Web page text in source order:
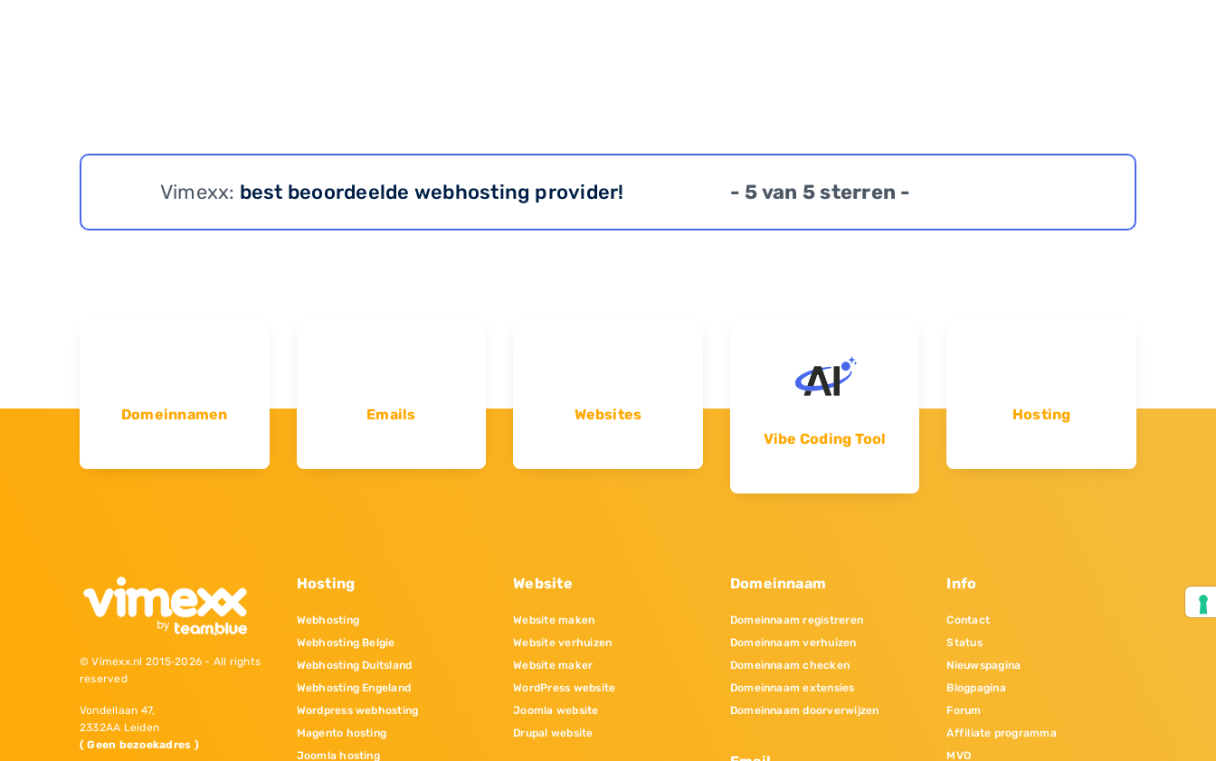
Vimexx: best beoordeelde webhosting provider! - 5 van 5 sterren -
Domeinnamen Emails
Websites
Vibe Coding Tool
Hosting
© Vimexx.nl 2015‐2026 - All rights
reserved
Vondellaan 47,
2332AA Leiden
( Geen bezoekadres )
Hosting
Webhosting
Webhosting Belgie
Webhosting Duitsland
Webhosting Engeland
Wordpress webhosting
Magento hosting
Joomla hosting
Website
Website maken
Website verhuizen
Website maker
WordPress website
Joomla website
Drupal website
Domeinnaam
Domeinnaam registreren
Domeinnaam verhuizen
Domeinnaam checken
Domeinnaam extensies
Domeinnaam doorverwijzen
Info
Contact
Status
Nieuwspagina
Blogpagina
Forum
Affiliate programma
MVO